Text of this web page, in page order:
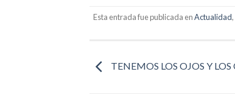
Esta entrada fue publicada enActualidad,
TENEMOS LOS OJOS Y